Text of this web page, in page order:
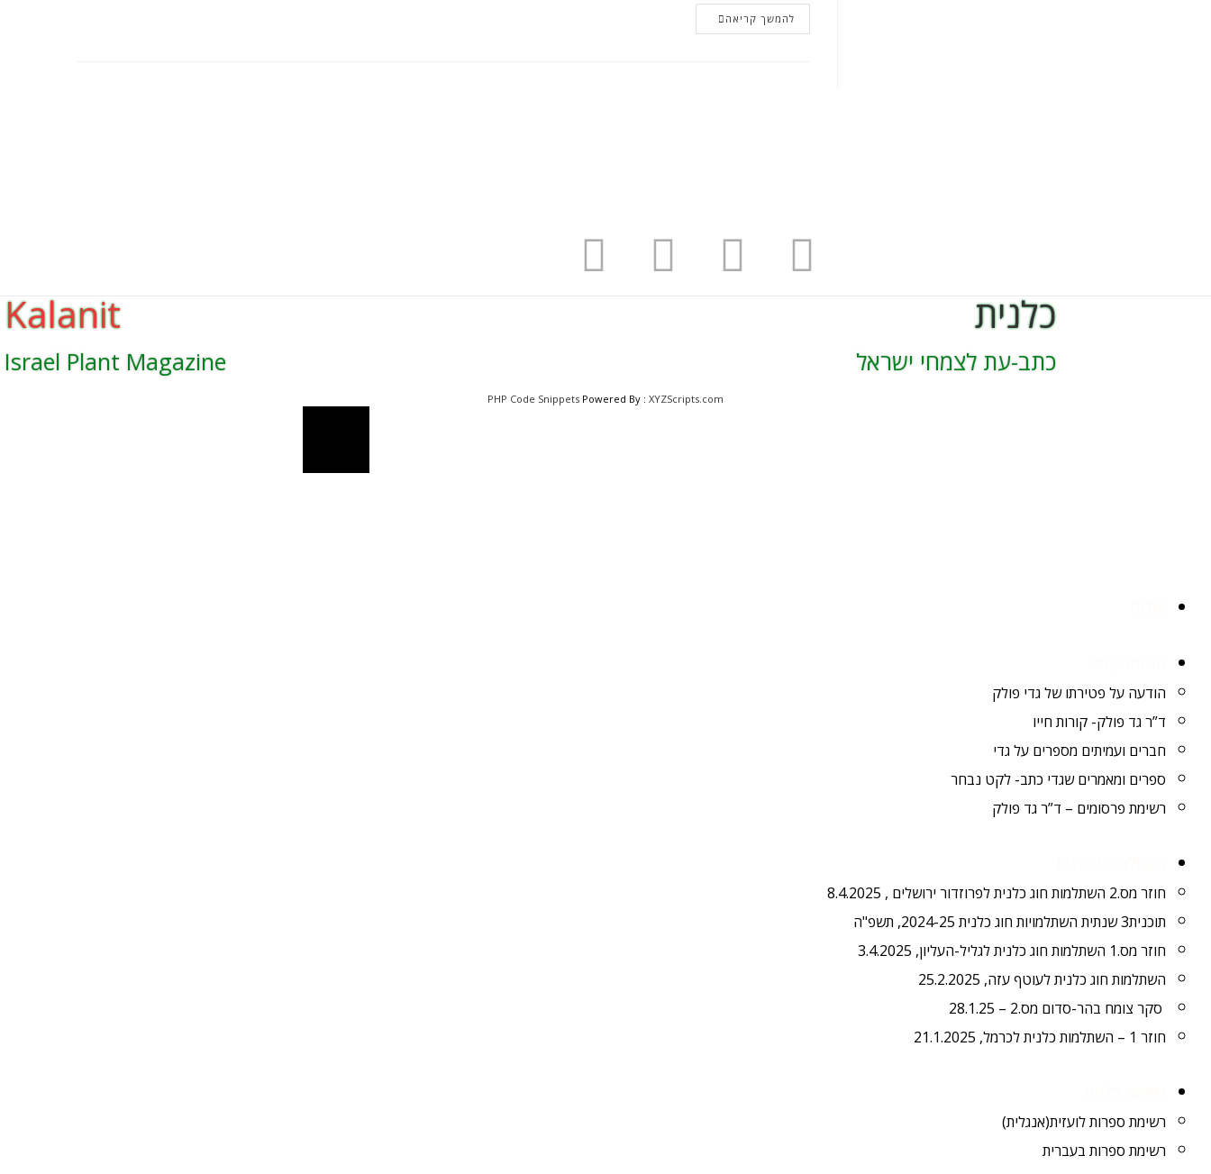
להמשך קריאה
כלנית
כתב-עת לצמחי ישראל
Kalanit
Israel Plant Magazine
PHP Code Snippets Powered By : XYZScripts.com
הודעה על פטירתו של גדי פולק
ד”ר גד פולק- קורות חייו
חברים ועמיתים מספרים על גדי
ספרים ומאמרים שגדי כתב- לקט נבחר
רשימת פרסומים – ד”ר גד פולק
חוזר מס.2 השתלמות חוג כלנית לפרוזדור ירושלים , 8.4.2025
תוכנית3 שנתית השתלמויות חוג כלנית 2024-25, תשפ"ה
חוזר מס.1 השתלמות חוג כלנית לגליל-העליון, 3.4.2025
השתלמות חוג כלנית לעוטף עזה, 25.2.2025
סקר צומח בהר-סדום מס.2 – 28.1.25
חוזר 1 – השתלמות כלנית לכרמל, 21.1.2025
רשימת ספרות לועזית(אנגלית)
רשימת ספרות בעברית